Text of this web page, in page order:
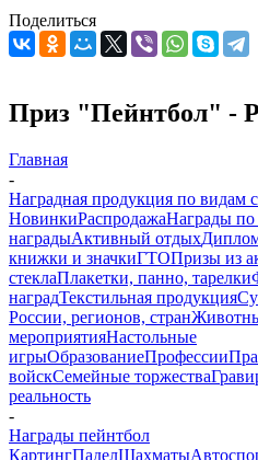
Поделиться
Приз "Пейнтбол" -
Главная
-
Наградная продукция по видам
НовинкиРаспродажаНаграды по
наградыАктивный отдых
книжки и значкиГТОПризы из
стеклаПлакетки, панно, тарелки
наградТекстильная продукция
России, регионов, стран
мероприятияНастольные
игрыОбразованиеПрофессии
войскСемейные торжества
реальность
-
Награды пейнтбол
КартингПаделШахматы